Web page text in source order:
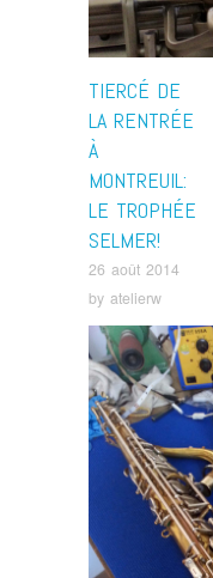
TIERCÉ DE
LA RENTRÉE
À
MONTREUIL:
LE TROPHÉE
SELMER!
26 août 2014
by atelierw